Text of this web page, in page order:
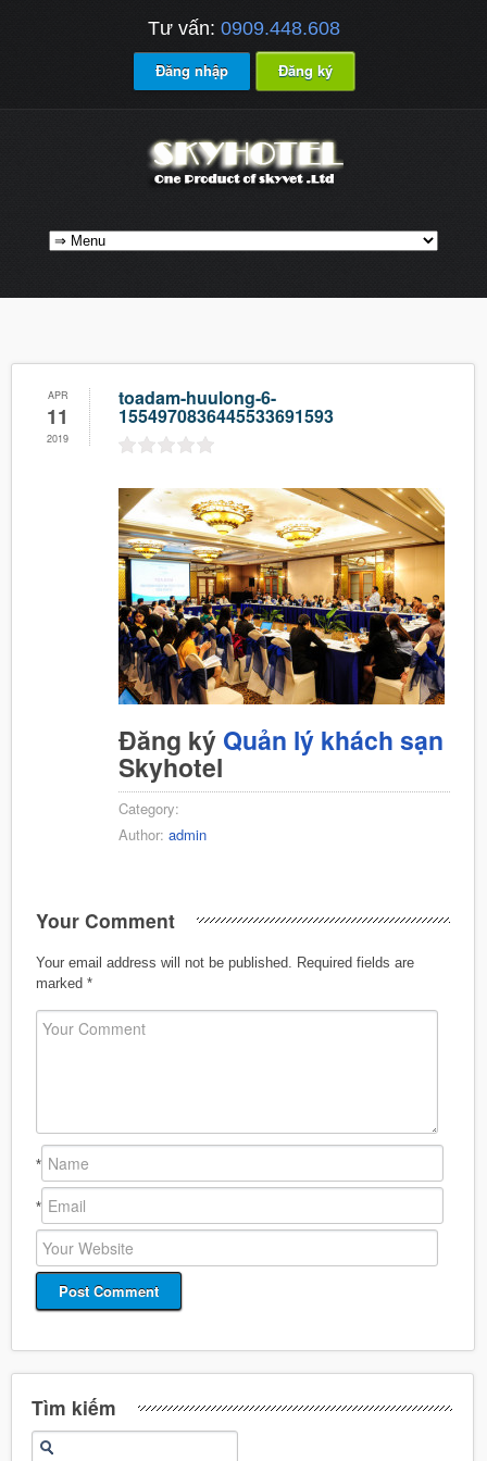
Tư vấn: 0909.448.608
Đăng nhập Đăng ký
APR
11
2019
toadam-huulong-6-
1554970836445533691593
Đăng ký Quản lý khách sạn
Skyhotel
Category:
Author: admin
Your Comment
Your email address will not be published.
Required fields are
marked *
*
*
Tìm kiếm